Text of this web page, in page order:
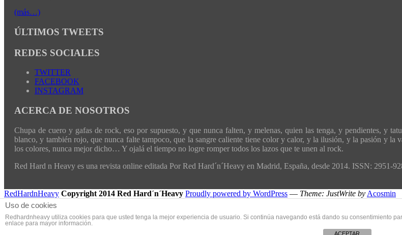
(más…)
ÚLTIMOS TWEETS
REDES SOCIALES
TWITTER
FACEBOOK
INSTAGRAM
ACERCA DE NOSOTROS
Chupa de cuero y gafas de rock, eso por supuesto, y que nunca falten, y melenas, quien las tenga, y pendientes, y
blanco, y también rojo, que nunca falte tampoco, que la sangre caliente tiene color y calor, y la ilusión, y la pasión y
los colores, nunca mejor dicho… Y ojalá el tiempo no logre romper todos los lazos que te unen al rock.
Red Hard n Heavy es una revista online editada Por Red Hard´n´Heavy en Madrid, España, desde 2014. ISSN: 2951-
RedHardnHeavy Copyright 2014 Red Hard´n´Heavy Proudly powered by WordPress — Theme: JustWrite by Acosmin
Uso de cookies
Redhardnheavy utiliza cookies para que usted tenga la mejor experiencia de usuario. Si continúa navegando está dando su consentimiento
enlace para mayor información.
ACEPTAR